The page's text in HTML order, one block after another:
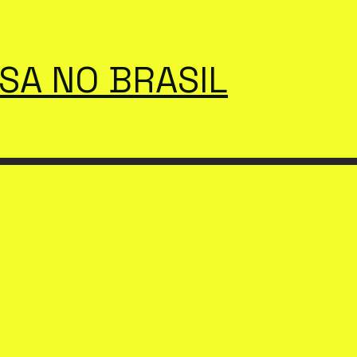
NO BRASIL